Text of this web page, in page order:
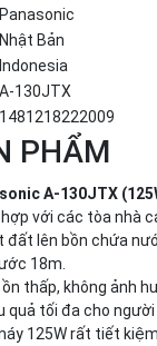
Panasonic
Nhật Bản
Indonesia
A-130JTX
1481218222009
PHẨM
A-130JTX
với các tòa nhà
lên bồn chứa
18m.
thấp, không ảnh
quả tối đa cho người
125W rất tiết